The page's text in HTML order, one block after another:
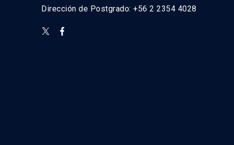
Dirección de Postgrado: +56 2 2354 4028